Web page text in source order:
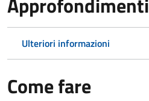
Ulteriori informazioni
Come fare